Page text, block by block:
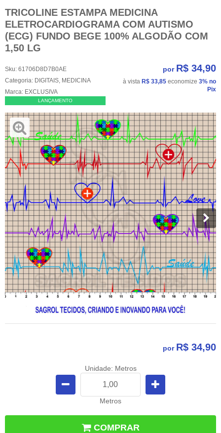
TRICOLINE ESTAMPA MEDICINA
ELETROCARDIOGRAMA COM AUTISMO
(ECG) FUNDO BEGE 100% ALGODÃO COM
1,50 LG
Sku: 61706D8D7B0AE
Categoria: DIGITAIS, MEDICINA
Marca: EXCLUSIVA
LANÇAMENTO
por R$ 34,90
à vista R$ 33,85 economize 3% no
Pix
por R$ 34,90
Unidade: Metros
Metros
COMPRAR